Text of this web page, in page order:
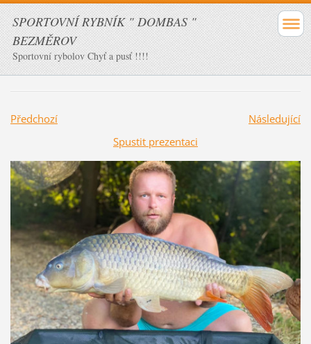
SPORTOVNÍ RYBNÍK " DOMBAS "
BEZMĚROV
Sportovní rybolov Chyť a pusť !!!!
Předchozí
Následující
Spustit prezentaci